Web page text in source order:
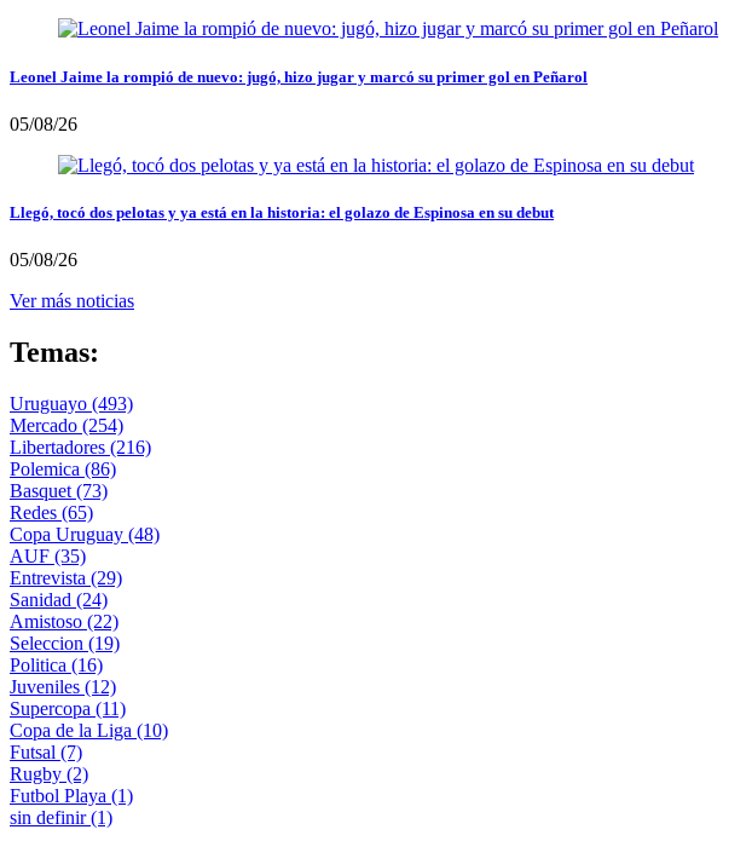
Leonel Jaime la rompió de nuevo: jugó, hizo jugar y marcó su primer gol en Peñarol
05/08/26
Llegó, tocó dos pelotas y ya está en la historia: el golazo de Espinosa en su debut
05/08/26
Ver más noticias
Temas:
Uruguayo (493)
Mercado (254)
Libertadores (216)
Polemica (86)
Basquet (73)
Redes (65)
Copa Uruguay (48)
AUF (35)
Entrevista (29)
Sanidad (24)
Amistoso (22)
Seleccion (19)
Politica (16)
Juveniles (12)
Supercopa (11)
Copa de la Liga (10)
Futsal (7)
Rugby (2)
Futbol Playa (1)
sin definir(1)